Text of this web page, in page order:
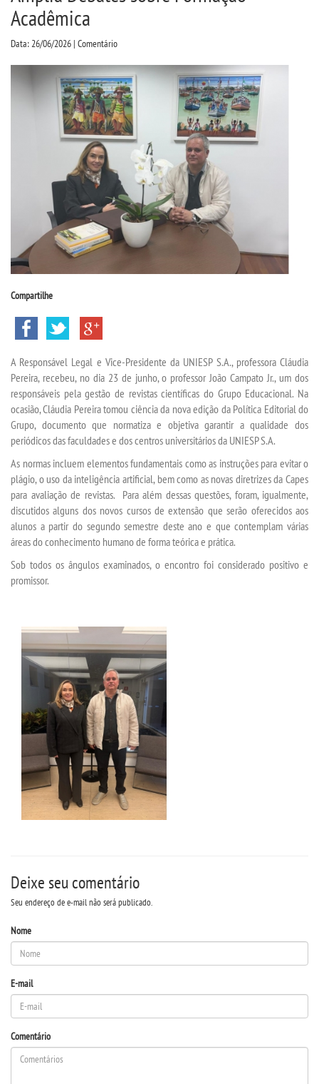
CPA
CPSA
PROUNI
CURSOS
BACHARELADOS
LICENCIATURAS
TECNOLÓGICOS
VESTIBULAR
INSCREVA-SE
TRANSFERÊNCIA
SEGUNDA GRADUAÇÃO
MATRÍCULA
EDITAL
EDITAL - ADENDO 1
REVISTA @REÓPAGO JURÍDICO
UNIESP NEWS
LOGIN
WEBMAIL
PORTAL DE PROFESSORES/ACADÊMICO
CONTATO
IMPRENSA
TRABALHE CONOSCO
Acadêmica
Data: 26/06/2026 | Comentário
Compartilhe
A Responsável Legal e Vice-Presidente da UNIESP S.A., professora Cláudia
Pereira, recebeu, no dia 23 de junho, o professor João Campato Jr., um dos
responsáveis pela gestão de revistas científicas do Grupo Educacional. Na
ocasião, Cláudia Pereira tomou ciência da nova edição da Política Editorial do
Grupo, documento que normatiza e objetiva garantir a qualidade dos
periódicos das faculdades e dos centros universitários da UNIESP S.A.
As normas incluem elementos fundamentais como as instruções para evitar o
plágio, o uso da inteligência artificial, bem como as novas diretrizes da Capes
para avaliação de revistas. Para além dessas questões, foram, igualmente,
discutidos alguns dos novos cursos de extensão que serão oferecidos aos
alunos a partir do segundo semestre deste ano e que contemplam várias
áreas do conhecimento humano de forma teórica e prática.
Sob todos os ângulos examinados, o encontro foi considerado positivo e
promissor.
Deixe seu comentário
Seu endereço de e-mail não será publicado.
Nome
E-mail
Comentário